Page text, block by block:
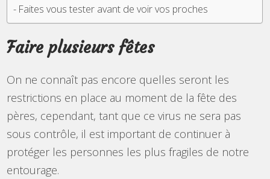
Faites vous tester avant de voir vos proches
Faire plusieurs fêtes
On ne connaît pas encore quelles seront les
restrictions en place au moment de la fête des
pères, cependant, tant que ce virus ne sera pas
sous contrôle, il est important de continuer à
protéger les personnes les plus fragiles de notre
entourage.